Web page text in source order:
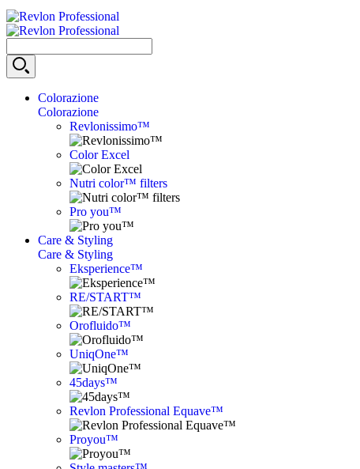
Colorazione
Colorazione
Revlonissimo™
Color Excel
Nutri color™ filters
Pro you™
Care & Styling
Care & Styling
Eksperience™
RE/START™
Orofluido™
UniqOne™
45days™
Revlon Professional Equave™
Proyou™